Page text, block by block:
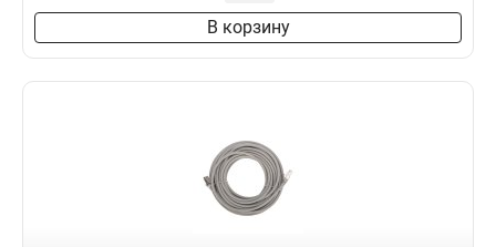
В корзину